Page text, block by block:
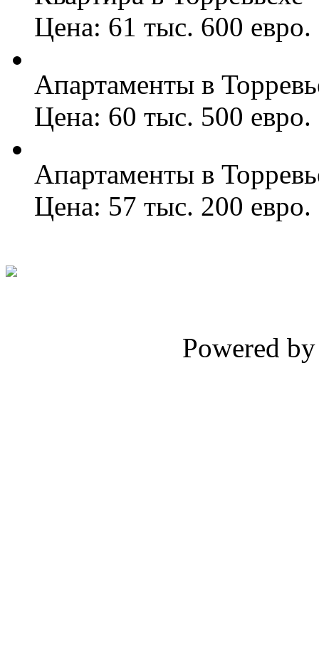
Цена: 61 тыс. 600 евро.
Апартаменты в
Цена: 60 тыс. 500 евро.
Апартаменты в
Цена: 57 тыс. 200 евро.
Powered